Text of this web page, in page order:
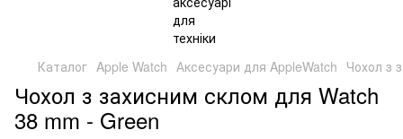
Каталог Apple Watch Аксесуари для AppleWatch Чохол з
Чохол з захисним склом для Watch
38 mm - Green